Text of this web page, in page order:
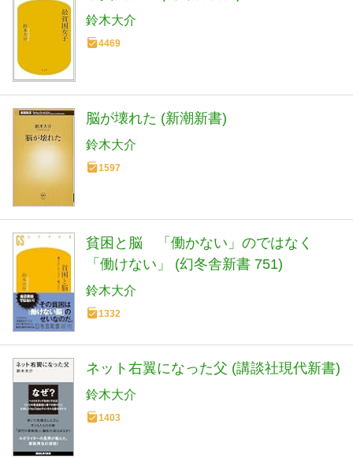
鈴木大介
4469
脳が壊れた (新潮新書)
鈴木大介
1597
貧困と脳 「働かない」のではなく
「働けない」 (幻冬舎新書 751)
鈴木大介
1332
ネット右翼になった父 (講談社現代新書)
鈴木大介
1403